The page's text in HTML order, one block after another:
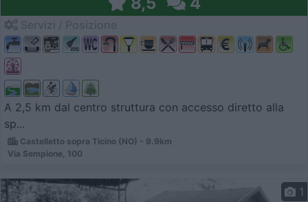
A 2,5 km dal centro struttura con accesso diretto alla
sp...
Castelletto sopra Ticino (NO) - 9.9km
Via Sempione, 100
1